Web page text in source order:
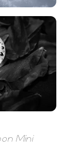
Mini